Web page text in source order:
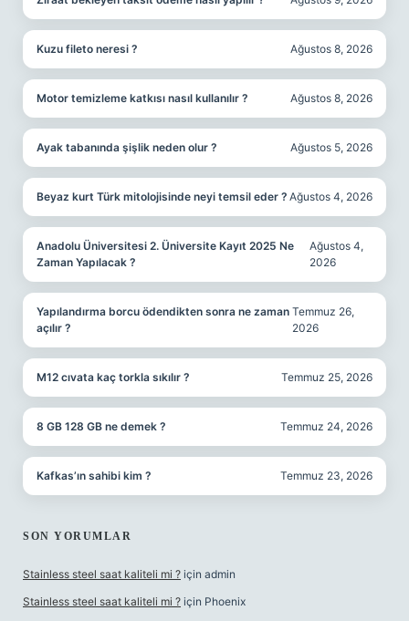
Kuzu fileto neresi ? Ağustos 8, 2026
Motor temizleme katkısı nasıl kullanılır ? Ağustos 8, 2026
Ayak tabanında şişlik neden olur ? Ağustos 5, 2026
Beyaz kurt Türk mitolojisinde neyi temsil eder ? Ağustos 4, 2026
Anadolu Üniversitesi 2. Üniversite Kayıt 2025 Ne
Zaman Yapılacak ?
Ağustos 4,
2026
Yapılandırma borcu ödendikten sonra ne zaman
açılır ?
Temmuz 26,
2026
M12 cıvata kaç torkla sıkılır ? Temmuz 25, 2026
8 GB 128 GB ne demek ? Temmuz 24, 2026
Kafkas’ın sahibi kim ? Temmuz 23, 2026
SON YORUMLAR
Stainless steel saat kaliteli mi ? için admin
Stainless steel saat kaliteli mi ? için Phoenix